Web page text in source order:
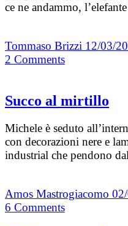
ce ne andammo,
Tommaso Brizzi 12/03/
2 Comments
Succo al mirtillo
Michele è seduto
con decorazioni nere e
industrial che pendono
Amos Mastrogiacomo
6 Comments